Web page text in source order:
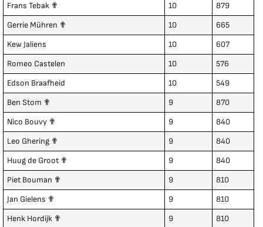
Frans Tebak ✟
10
879
Gerrie Mühren ✟
10
665
Kew Jaliens
10
607
Romeo Castelen
10
576
Edson Braafheid
10
549
Ben Stom ✟
9
870
Nico Bouvy ✟
9
840
Leo Ghering ✟
9
840
Huug de Groot ✟
9
840
Piet Bouman ✟
9
810
Jan Gielens ✟
9
810
Henk Hordijk ✟
9
810